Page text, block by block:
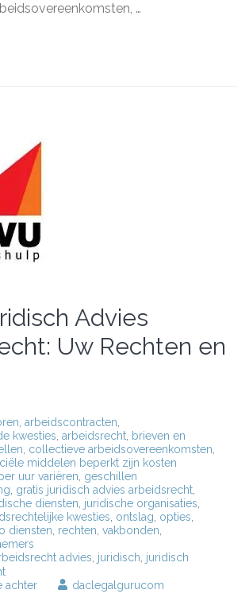
…
Advies
Uw Rechten en
arbeidscontracten
kwesties arbeidsrecht brieven en
collectieve arbeidsovereenkomsten
middelen beperkt zijn kosten
uur variëren geschillen
gratis juridisch advies arbeidsrecht
diensten juridische organisaties
kwesties ontslag opties
diensten rechten vakbonden
advies juridisch juridisch
achterop
daclegalgurucom